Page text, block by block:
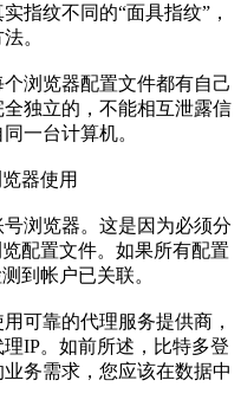
指纹不同的“面具指纹”，
。
浏览器配置文件都有自己
独立的，不能相互泄露信
一台计算机。
器使用
浏览器。这是因为必须分
配置文件。如果所有配置
到帐户已关联。
靠的代理服务提供商，
IP。如前所述，比特多登
务需求，您应该在数据中